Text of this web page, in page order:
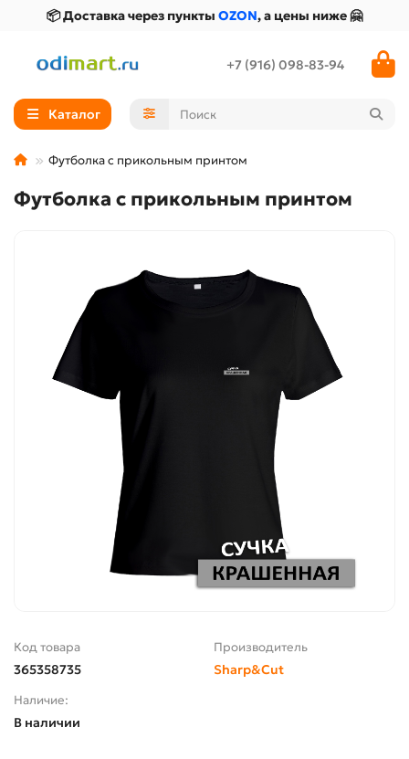
📦 Доставка через пункты OZON, а цены ниже 🤗
+7 (916) 098-83-94
Каталог
Футболка с прикольным принтом
Футболка с прикольным принтом
Код товара
365358735
Производитель
Sharp&Cut
Наличие:
В наличии